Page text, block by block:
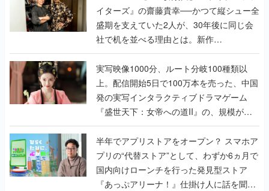
イターズ』の齋藤貴幸──かつて縦シュー全
盛期を支えていた2人が、30年後に同じ会
社で机を並べる理由とは。新作
『TATSUJIN EXTREME』で初タッグを組
んだレジェンド2人に訊く開発秘話
実写映像1000分、ルート分岐100種類以
上。配信開始5日で100万本を売った、中国
発の実写インタラクティブドラマゲーム
『盛世天下：女帝への道II』の、規模が違
うこだわりをプロデューサーに聞いた
半年でアプリストアをオープン？ スマホア
プリの“代替ストア”として、わずか6ヵ月で
国内向けローンチを行った発見型ストア
『あっぷアリーナ！』仕掛け人に話を聞い